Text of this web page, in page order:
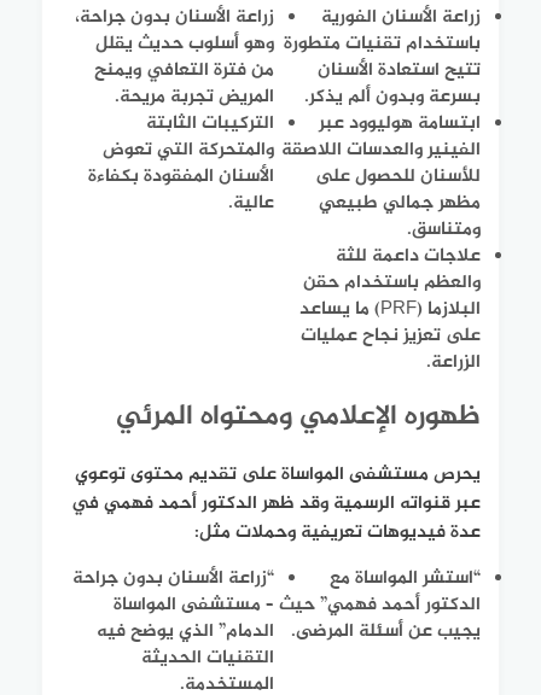
زراعة الأسنان الفورية
باستخدام تقنيات متطورة
تتيح استعادة الأسنان
بسرعة وبدون ألم يذكر.
زراعة الأسنان بدون جراحة،
وهو أسلوب حديث يقلل
من فترة التعافي ويمنح
المريض تجربة مريحة.
ابتسامة هوليوود عبر
الفينير والعدسات اللاصقة
للأسنان للحصول على
مظهر جمالي طبيعي
ومتناسق.
التركيبات الثابتة
والمتحركة التي تعوض
الأسنان المفقودة بكفاءة
عالية.
علاجات داعمة للثة
والعظم باستخدام حقن
البلازما (PRF) ما يساعد
على تعزيز نجاح عمليات
الزراعة.
ظهوره الإعلامي ومحتواه المرئي
يحرص مستشفى المواساة على تقديم محتوى توعوي
عبر قنواته الرسمية وقد ظهر الدكتور أحمد فهمي في
عدة فيديوهات تعريفية وحملات مثل:
“استشر المواساة مع
الدكتور أحمد فهمي” حيث
يجيب عن أسئلة المرضى.
“زراعة الأسنان بدون جراحة
– مستشفى المواساة
الدمام” الذي يوضح فيه
التقنيات الحديثة
المستخدمة.